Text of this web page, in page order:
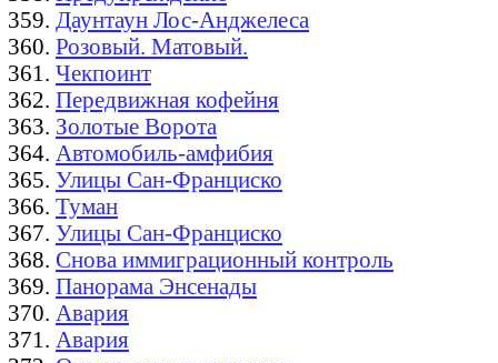
Даунтаун Лос-Анджелеса
Розовый. Матовый.
Чекпоинт
Передвижная кофейня
Золотые Ворота
Автомобиль-амфибия
Улицы Сан-Франциско
Туман
Улицы Сан-Франциско
Снова иммиграционный контроль
Панорама Энсенады
Авария
Авария